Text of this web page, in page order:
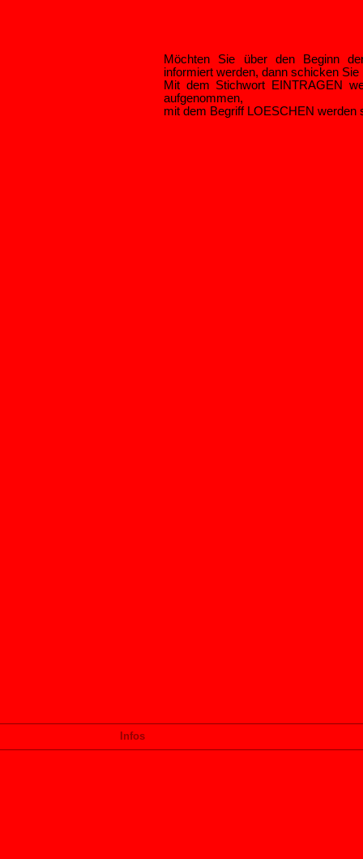
Möchten Sie über den Beginn
informiert werden, dann schicken
Mit dem Stichwort EINTRAGEN
aufgenommen,
mit dem Begriff LOESCHEN werden
Infos